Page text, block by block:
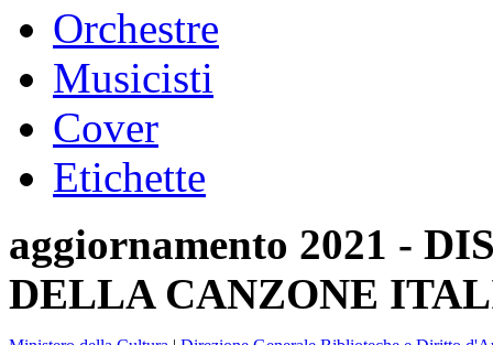
Orchestre
Musicisti
Cover
Etichette
aggiornamento 2021 -
DELLA CANZONE